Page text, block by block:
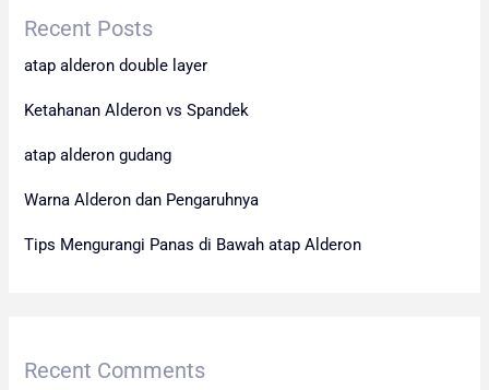
Recent Posts
atap alderon double layer
Ketahanan Alderon vs Spandek
atap alderon gudang
Warna Alderon dan Pengaruhnya
Tips Mengurangi Panas di Bawah atap Alderon
Recent Comments